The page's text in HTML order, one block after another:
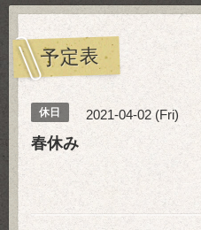
予定表
休日 2021-04-02 (Fri)
春休み